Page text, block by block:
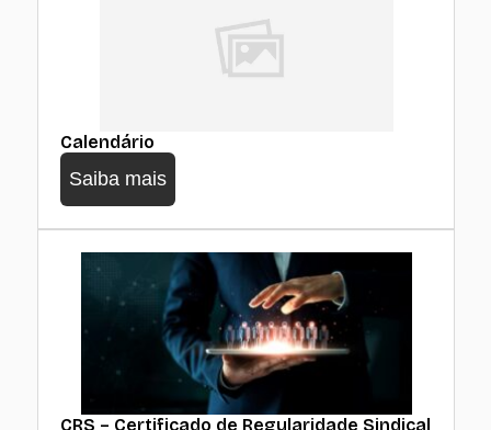
Calendário
Saiba mais
CRS – Certificado de Regularidade Sindical